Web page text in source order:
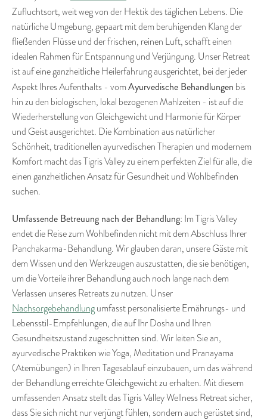
Zufluchtsort, weit weg von der Hektik des täglichen Lebens. Die
natürliche Umgebung, gepaart mit dem beruhigenden Klang der
fließenden Flüsse und der frischen, reinen Luft, schafft einen
idealen Rahmen für Entspannung und Verjüngung. Unser Retreat
ist auf eine ganzheitliche Heilerfahrung ausgerichtet, bei der jeder
Aspekt Ihres Aufenthalts - vomAyurvedische Behandlungen bis
hin zu den biologischen, lokal bezogenen Mahlzeiten - ist auf die
Wiederherstellung von Gleichgewicht und Harmonie für Körper
und Geist ausgerichtet. Die Kombination aus natürlicher
Schönheit, traditionellen ayurvedischen Therapien und modernem
Komfort macht das Tigris Valley zu einem perfekten Ziel für alle, die
einen ganzheitlichen Ansatz für Gesundheit und Wohlbefinden
suchen.
Umfassende Betreuung nach der Behandlung: Im Tigris Valley
endet die Reise zum Wohlbefinden nicht mit dem Abschluss Ihrer
Panchakarma-Behandlung. Wir glauben daran, unsere Gäste mit
dem Wissen und den Werkzeugen auszustatten, die sie benötigen,
um die Vorteile ihrer Behandlung auch noch lange nach dem
Verlassen unseres Retreats zu nutzen. Unser
Nachsorgebehandlungumfasst personalisierte Ernährungs- und
Lebensstil-Empfehlungen, die auf Ihr Dosha und Ihren
Gesundheitszustand zugeschnitten sind. Wir leiten Sie an,
ayurvedische Praktiken wie Yoga, Meditation und Pranayama
(Atemübungen) in Ihren Tagesablauf einzubauen, um das während
der Behandlung erreichte Gleichgewicht zu erhalten. Mit diesem
umfassenden Ansatz stellt das Tigris Valley Wellness Retreat sicher,
dass Sie sich nicht nur verjüngt fühlen, sondern auch gerüstet sind,